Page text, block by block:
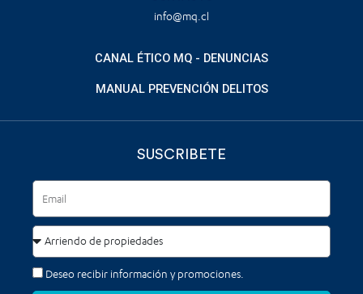
info@mq.cl
CANAL ÉTICO MQ - DENUNCIAS
MANUAL PREVENCIÓN DELITOS
SUSCRIBETE
Deseo recibir información y promociones.